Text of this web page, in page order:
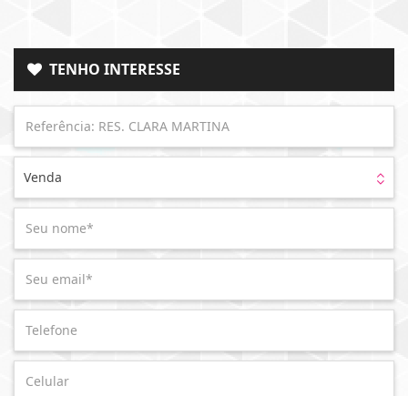
TENHO INTERESSE
Venda